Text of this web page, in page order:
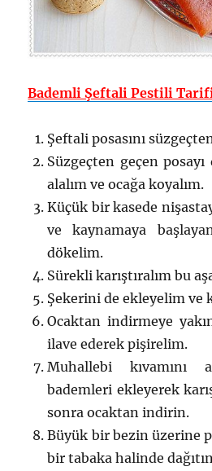
Bademli Şeftali Pestili
Şeftali posasını
Süzgeçten geçen
alalım ve ocağa koyalım.
Küçük bir kasede
ve kaynamaya
dökelim.
Sürekli karıştıralım bu
Şekerini de ekleyelim ve
Ocaktan indirmeye
ilave ederek pişirelim.
Muhallebi kıvamını
bademleri ekleyerek
sonra ocaktan indirin.
Büyük bir bezin üzerine
bir tabaka halinde